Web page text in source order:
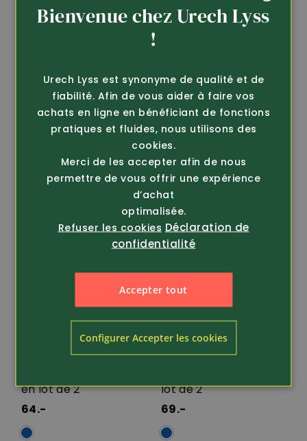
Chemise en coton de
qualité
44.80
Chemise en coton
Country
44.80
en lot de 2
64.-
Article 376032
lot de 2
69.-
GERMAN
Bienvenue chez Urech Lyss
!
Urech Lyss est synonyme de qualité et de
fiabilité. Afin de vous aider à faire vos
achats en ligne en bénéficiant de fonctions
pratiques et fluides, nous utilisons des
cookies.
Merci de les accepter afin de nous
permettre de vous offrir une expérience
d’achat
optimalisée.
Refuser les cookies Déclaration de
confidentialité
Accepter tout
Configurer Accepter les cookies